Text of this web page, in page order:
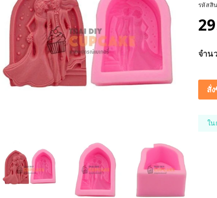
รหัสสิ
จำน
สั่
ใ